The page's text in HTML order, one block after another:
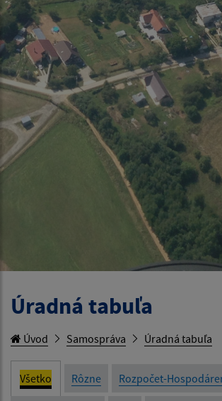
Úradná tabuľa
Úvod Samospráva Úradná tabuľa
Všetko Rôzne Rozpočet-